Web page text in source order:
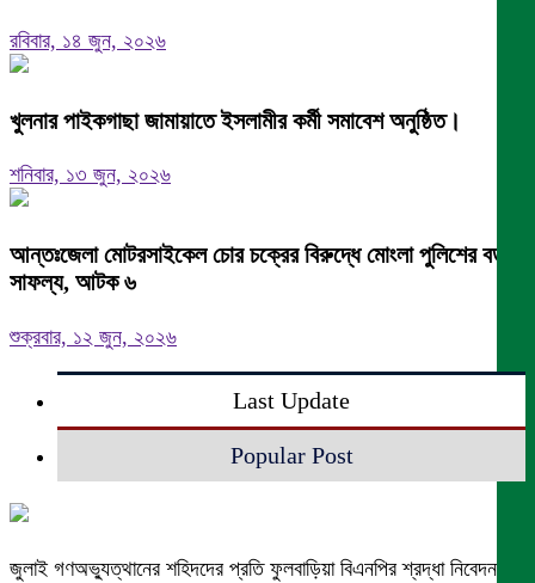
রবিবার, ১৪ জুন, ২০২৬
খুলনার পাইকগাছা জামায়াতে ইসলামীর কর্মী সমাবেশ অনুষ্ঠিত।
শনিবার, ১৩ জুন, ২০২৬
আন্তঃজেলা মোটরসাইকেল চোর চক্রের বিরুদ্ধে মোংলা পুলিশের বড়
সাফল্য, আটক ৬
শুক্রবার, ১২ জুন, ২০২৬
Last Update
Popular Post
জুলাই গণঅভ্যুত্থানের শহিদদের প্রতি ফুলবাড়িয়া বিএনপির শ্রদ্ধা নিবেদন